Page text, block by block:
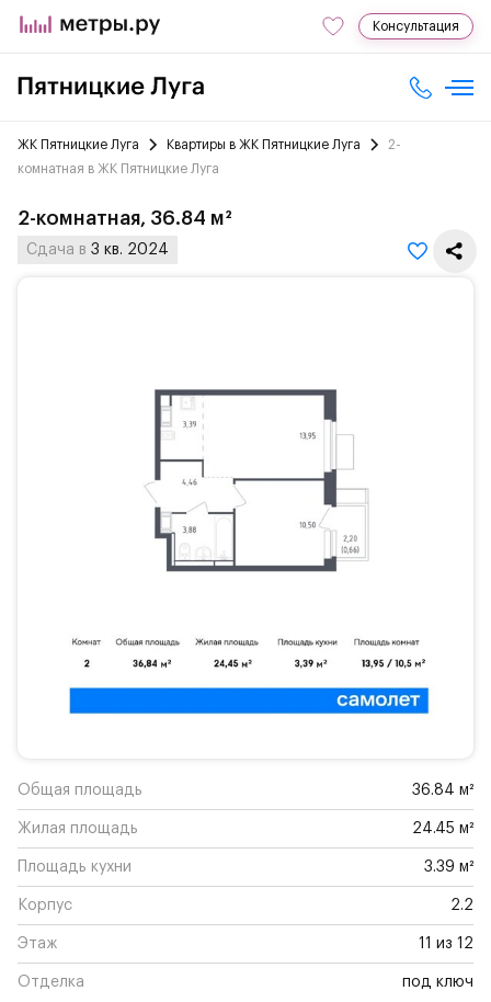
Консультация
ЖК Пятницкие Луга Квартиры в ЖК Пятницкие Луга
2-
комнатная в ЖК Пятницкие Луга
2-комнатная, 36.84 м²
Сдача в 3 кв. 2024
Общая площадь 36.84 м²
Жилая площадь 24.45 м²
Площадь кухни 3.39 м²
Корпус 2.2
Этаж 11 из 12
Отделка под ключ